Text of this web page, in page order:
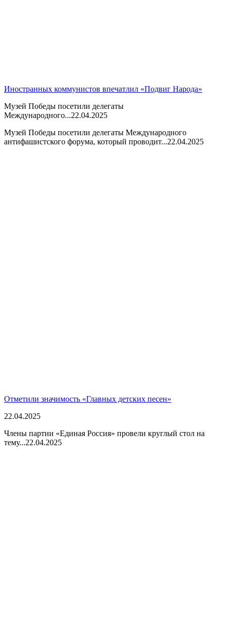
Иностранных коммунистов впечатлил «Подвиг Народа»
Музей Победы посетили делегаты
Международного...22.04.2025
Музей Победы посетили делегаты Международного
антифашистского форума, который проводит...22.04.2025
Отметили значимость «Главных детских песен»
22.04.2025
Члены партии «Единая Россия» провели круглый стол на
тему...22.04.2025